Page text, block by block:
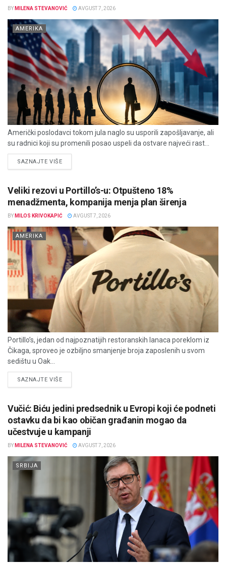
BY MILENA STEVANOVIĆ AVGUST 7, 2026
AMERIKA
Američki poslodavci tokom jula naglo su usporili zapošljavanje, ali
su radnici koji su promenili posao uspeli da ostvare najveći rast...
SAZNAJTE VIŠEDETAILS
Veliki rezovi u Portillo’s-u: Otpušteno 18%
menadžmenta, kompanija menja plan širenja
BY MILOS KRIVOKAPIĆ AVGUST 7, 2026
AMERIKA
Portillo’s, jedan od najpoznatijih restoranskih lanaca poreklom iz
Čikaga, sproveo je ozbiljno smanjenje broja zaposlenih u svom
sedištu u Oak...
SAZNAJTE VIŠEDETAILS
Vučić: Biću jedini predsednik u Evropi koji će podneti
ostavku da bi kao običan građanin mogao da
učestvuje u kampanji
BY MILENA STEVANOVIĆ AVGUST 7, 2026
SRBIJA